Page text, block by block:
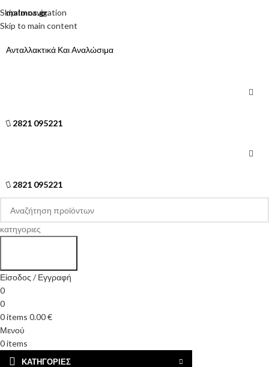
Skip to navigation
Skip to main content
malmos.gr
Ανταλλακτικά Και Αναλώσιμα
2821 095221
2821 095221
κατηγοριες
Είσοδος / Εγγραφή
0
0
0items 0.00€
Μενού
0items
ΚΑΤΗΓΟΡΊΕΣ